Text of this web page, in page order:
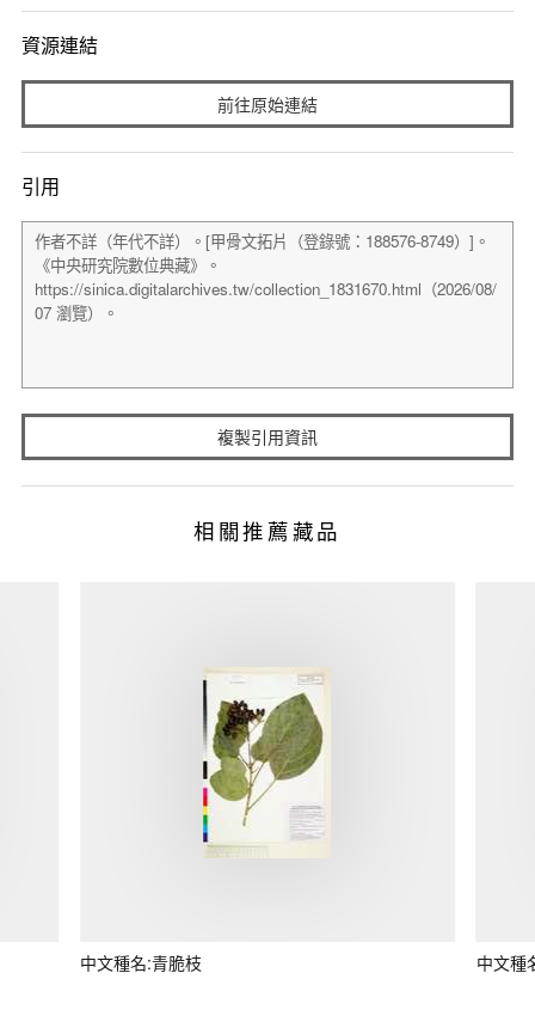
資源連結
前往原始連結
引用
複製引用資訊
相關推薦藏品
中文種名:青脆枝 中文種